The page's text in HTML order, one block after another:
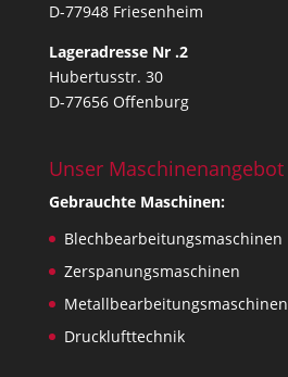
D-77948 Friesenheim
Lageradresse Nr .2
Hubertusstr. 30
D-77656 Offenburg
Unser Maschinenangebot
Gebrauchte Maschinen:
Blechbearbeitungsmaschinen
Zerspanungsmaschinen
Metallbearbeitungsmaschinen
Drucklufttechnik